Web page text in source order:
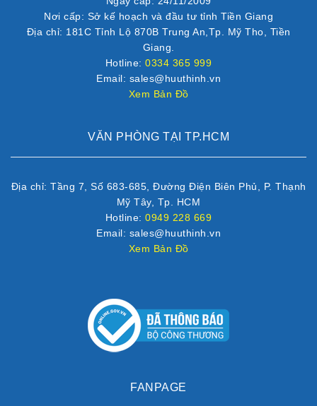
Nơi cấp: Sở kế hoạch và đầu tư tỉnh Tiền Giang
Địa chỉ: 181C Tỉnh Lộ 870B Trung An,Tp. Mỹ Tho, Tiền
Giang.
Hotline:0334 365 999
Email: sales@huuthinh.vn
Xem Bản Đồ
VĂN PHÒNG TẠI TP.HCM
Địa chỉ: Tầng 7, Số 683-685, Đường Điện Biên Phủ, P. Thạnh
Mỹ Tây, Tp. HCM
Hotline:0949 228 669
Email: sales@huuthinh.vn
Xem Bản Đồ
FANPAGE